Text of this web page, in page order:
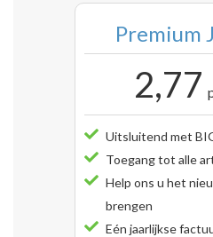
Premium
2,77
Uitsluitend met
Toegang tot alle
Help ons u het
brengen
Eén jaarlijkse